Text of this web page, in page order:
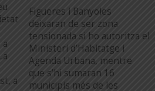
a
Figueres i Banyoles
deixaran de ser zona
tensionada si ho autoritza el
Ministeri d’Habitatge i
Agenda Urbana, mentre
que s’hi sumaran 16
municipis més de les